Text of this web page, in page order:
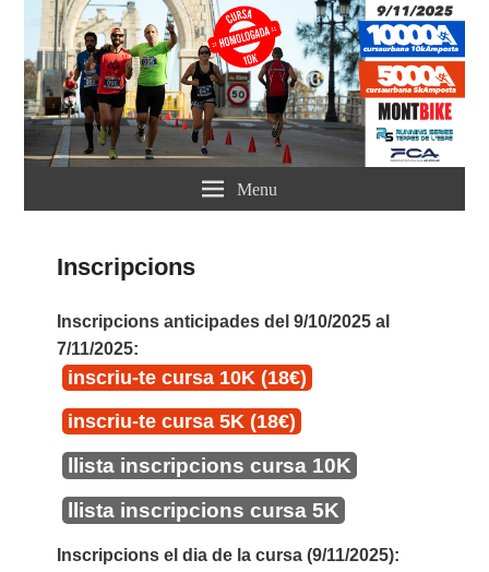
Menu
Inscripcions
Inscripcions anticipades del 9/10/2025 al
7/11/2025:
inscriu-te cursa 10K (18€)
inscriu-te cursa 5K (18€)
llista inscripcions cursa 10K
llista inscripcions cursa 5K
Inscripcions el dia de la cursa (9/11/2025):